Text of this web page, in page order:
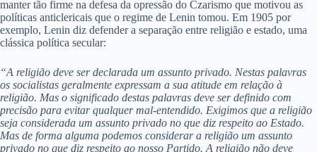
manter tão firme na defesa da opressão do Czarismo que motivou as
políticas anticlericais que o regime de Lenin tomou. Em 1905 por
exemplo, Lenin diz defender a separação entre religião e estado, uma
clássica política secular:
“A religião deve ser declarada um assunto privado. Nestas palavras
os socialistas geralmente expressam a sua atitude em relação à
religião. Mas o significado destas palavras deve ser definido com
precisão para evitar qualquer mal-entendido. Exigimos que a religião
seja considerada um assunto privado no que diz respeito ao Estado.
Mas de forma alguma podemos considerar a religião um assunto
privado no que diz respeito ao nosso Partido. A religião não deve